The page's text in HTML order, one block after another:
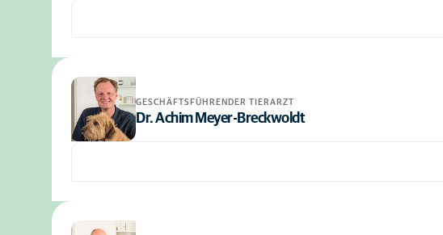
GESCHÄFTSFÜHRENDER TIERARZT
Dr. Achim Meyer-Breckwoldt